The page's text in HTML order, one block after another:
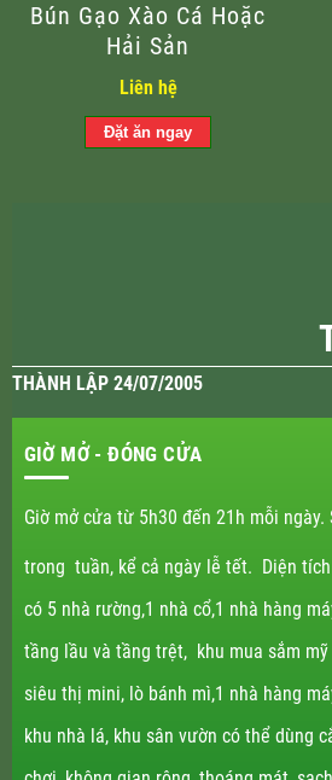
Bún Gạo Xào Cá Hoặc
Hải Sản
Liên hệ
THÀNH LẬP 24/07/2005
GIỜ MỞ - ĐÓNG CỬA
Giờ mở cửa từ 5h30 đến 21h mỗi ngày.
trong tuần, kể cả ngày lễ tết. Diện tích
có 5 nhà rường,1 nhà cổ,1 nhà hàng
tầng lầu và tầng trệt, khu mua sắm
siêu thị mini, lò bánh mì,1 nhà hàng
khu nhà lá, khu sân vườn có thể dùng